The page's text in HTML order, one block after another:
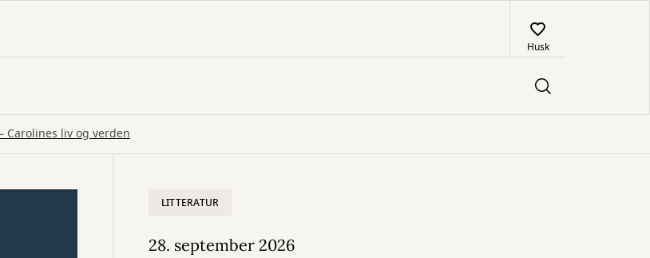
Husk
Carolines liv og verden
LITTERATUR
28. september 2026